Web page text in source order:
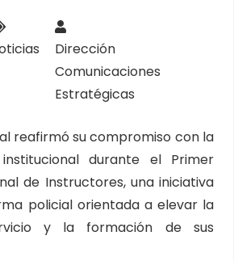
Dirección
Comunicaciones
Estratégicas
reafirmó su compromiso con la
durante el Primer
de Instructores, una iniciativa
policial orientada a elevar la
y la formación de sus